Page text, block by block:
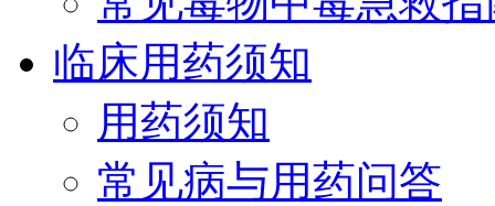
临床用药须知
用药须知
常见病与用药问答